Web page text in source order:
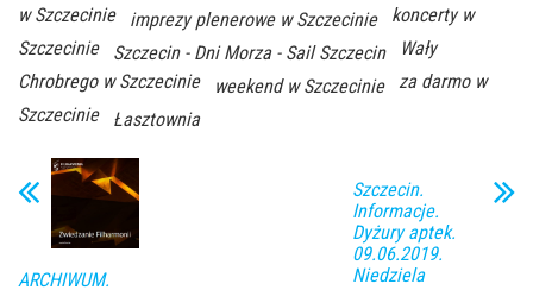
w Szczecinie
imprezy plenerowe w Szczecinie
koncerty w
Szczecinie
Szczecin - Dni Morza - Sail Szczecin
Wały
Chrobrego w Szczecinie
weekend w Szczecinie
za darmo w
Szczecinie
Łasztownia
ARCHIWUM.
Szczecin.
Informacje.
Dyżury aptek.
09.06.2019.
Niedziela